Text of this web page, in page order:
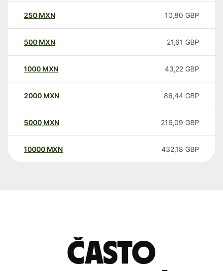
250 MXN 10,80 GBP
500 MXN 21,61 GBP
1000 MXN 43,22 GBP
2000 MXN 86,44 GBP
5000 MXN 216,09 GBP
10000 MXN 432,18 GBP
Často